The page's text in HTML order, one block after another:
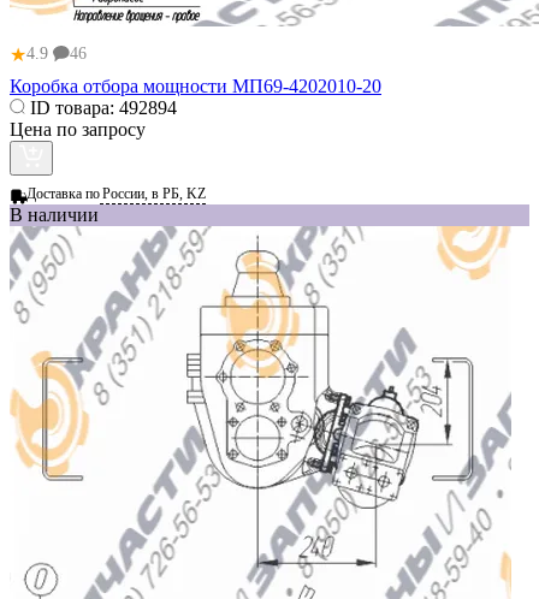
★4.9 46
Коробка отбора мощности МП69-4202010-20
ID товара: 492894
Цена по запросу
Доставка поРоссии, в РБ, KZ
В наличии